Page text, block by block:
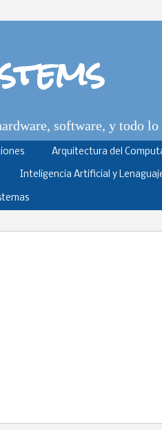
software, y todo
Arquitectura del
Inteligencia Artificial y